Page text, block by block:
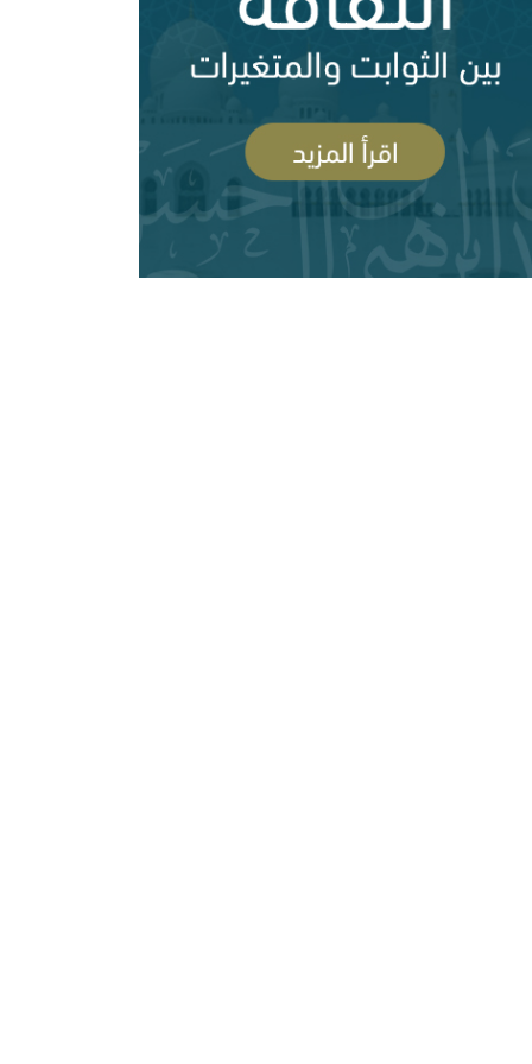
أين السلفية من الانفصاليين في اليمن
شبهات عن الغلو عند السلفيين . ومنه مقتضبات من
سابقة
السلفية والصوفية: نصح بعلم وحكم بعدل
أزمة قطر وإدارة الأزمة ( 83708 مشاهدة )
رأيي فيما صدر عن الشيخ سعد الشثري تجاه
داعش ( 77976 مشاهدة )